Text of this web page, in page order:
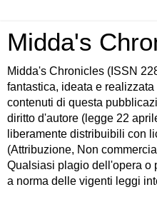
Midda's
Midda's Chronicles (ISSN
fantastica, ideata e
contenuti di questa
diritto d'autore (legge 22
liberamente distribuibili con
(Attribuzione, Non
Qualsiasi plagio dell'opera o
a norma delle vigenti leggi